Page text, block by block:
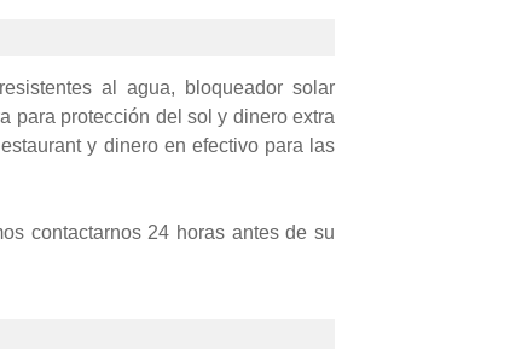
al agua, bloqueador solar
para protección del sol y dinero extra
y dinero en efectivo para las
contactarnos 24 horas antes de su